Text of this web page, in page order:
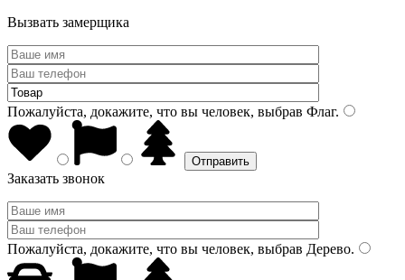
Вызвать замерщика
Пожалуйста, докажите, что вы человек, выбрав Флаг.
Заказать звонок
Пожалуйста, докажите, что вы человек, выбрав Дерево.